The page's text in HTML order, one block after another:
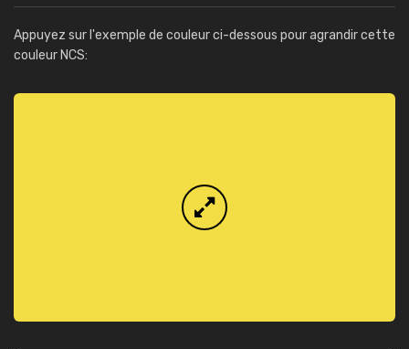
Appuyez sur l'exemple de couleur ci-dessous pour agrandir cette
couleur NCS: